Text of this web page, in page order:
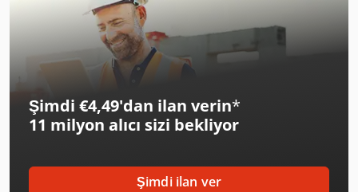
parçalık, makine no: A3-8989 E, hamur parçası ağırlığı 32 -
70 g, hamur kapasitesi yaklaşık 960 - 2.100 g, 147 cm
yükseklik, 69 cm genişlik, 80 cm derinlik, ağırlık 540 kg, 6 A,
380 V, 50 Hz. Csdox Tizqspfx Alyerf
Şimdi €4,49'dan ilan verin*
11 milyon alıcı sizi bekliyor
Şimdi ilan ver